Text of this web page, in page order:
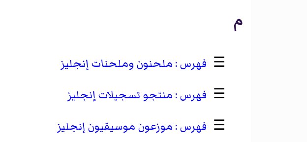
م
☰
ملحنون وملحنات إنجليز
☰
منتجو تسجيلات إنجليز
☰
موزعون موسيقيون إنجليز